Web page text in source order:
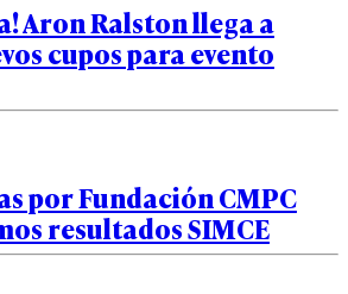
Aron Ralston llega a
cupos para evento
por Fundación CMPC
resultados SIMCE